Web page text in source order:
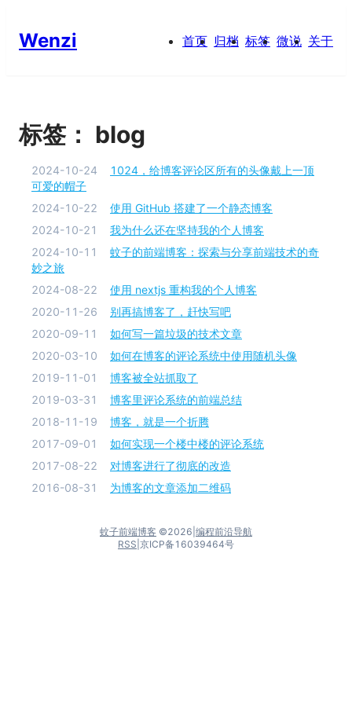
Wenzi 首页 归档 标签 微说 关于
标签： blog
2024-10-24
1024，给博客评论区所有的头像戴上一顶
可爱的帽子
2024-10-22
使用 GitHub 搭建了一个静态博客
2024-10-21
我为什么还在坚持我的个人博客
2024-10-11
蚊子的前端博客：探索与分享前端技术的奇
妙之旅
2024-08-22
使用 nextjs 重构我的个人博客
2020-11-26
别再搞博客了，赶快写吧
2020-09-11
如何写一篇垃圾的技术文章
2020-03-10
如何在博客的评论系统中使用随机头像
2019-11-01
博客被全站抓取了
2019-03-31
博客里评论系统的前端总结
2018-11-19
博客，就是一个折腾
2017-09-01
如何实现一个楼中楼的评论系统
2017-08-22
对博客进行了彻底的改造
2016-08-31
为博客的文章添加二维码
蚊子前端博客 ©2026 编程前沿导航
RSS 京ICP备16039464号